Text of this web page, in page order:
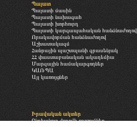
Պալատ
Պալատի մասին
Պալատի նախագահ
Պալատի խորհուրդ
Պալատի կարգապահական հանձնաժողով
Որակավորման հանձնաժողով
Աշխատակազմ
Հանրային պաշտպանի գրասենյակ
ՀՀ փաստաբանական ակադեմիա
Մարզային համակարգողներ
ԿԱՌՊԱ
Այլ կառույցներ
Իրավական ակտեր
Ընդհանուր ժողովի որոշումներ